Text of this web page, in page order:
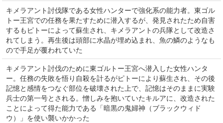
キメラアント討伐隊である女性ハンターで強化系の能力者。東ゴル
トー王宮での任務を果たすために潜入するが、発見されたため自害
するもピトーによって蘇生され、キメラアントの兵隊として改造さ
れてしまう。再生後は頭部に水晶が埋め込まれ、魚の鱗のようなも
ので手足が覆われていた
キメラアント討伐のために東ゴルトー王宮へ潜入した女性ハンタ
ー。任務の失敗を悟り自殺を計るがピトーにより蘇生され、その後
記憶と感情をつなぐ部位を破壊された上で、記憶はそのままに実験
兵士の第一号とされる。憎しみを抱いていたキルアに、改造された
ことによって得た能力である「暗黒の鬼婦神（ブラックウィド
ウ）」を使い襲いかかった